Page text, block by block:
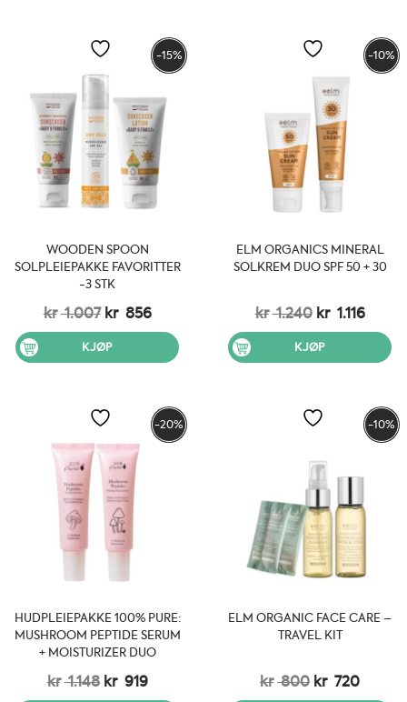
-15%
WOODEN SPOON
SOLPLEIEPAKKE FAVORITTER
-3 STK
kr1.007 Opprinnelig
var:
kr 1.007.
kr 856Nåværende
kr 856.
KJØP
-10%
ELM ORGANICS MINERAL
SOLKREM DUO SPF 50 + 30
kr1.240 Opprinnelig
var:
kr 1.240.
kr 1.116
kr
KJØP
-20%
HUDPLEIEPAKKE 100% PURE:
MUSHROOM PEPTIDE SERUM
+ MOISTURIZER DUO
kr1.148 Opprinnelig
kr 919Nåværende
-10%
ELM ORGANIC FACE CARE –
TRAVEL KIT
kr800 Opprinnelig
kr 720